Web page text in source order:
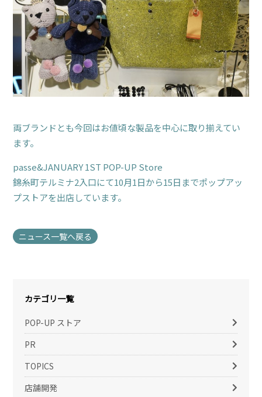
両ブランドとも今回はお値頃な製品を中心に取り揃えてい
ます。
passe&JANUARY 1ST POP-UP Store
錦糸町テルミナ2入口にて10月1日から15日までポップアッ
プストアを出店しています。
ニュース一覧へ戻る
カテゴリ一覧
POP-UP ストア
PR
TOPICS
店舗開発